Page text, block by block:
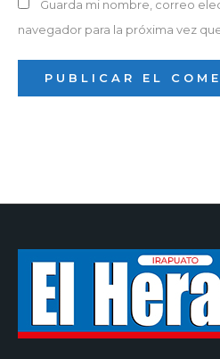
Guarda mi nombre, correo
navegador para la próxima vez